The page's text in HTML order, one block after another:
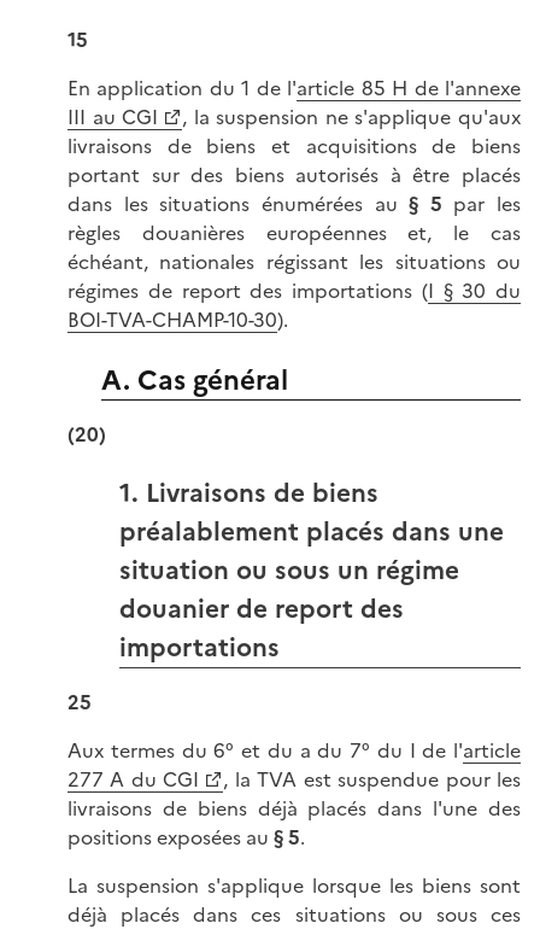
15
En application du 1 de l'article 85 H de l'annexe
III au CGI
, la suspension ne s'applique qu'aux
livraisons de biens et acquisitions de biens
portant sur des biens autorisés à être placés
dans les situations énumérées au§ 5 par les
règles douanières européennes et, le cas
échéant, nationales régissant les situations ou
régimes de report des importations (I § 30 du
BOI-TVA-CHAMP-10-30).
A. Cas général
(20)
1. Livraisons de biens
préalablement placés dans une
situation ou sous un régime
douanier de report des
importations
25
Aux termes du 6° et du a du 7° du I de l'article
277 A du CGI
, la TVA est suspendue pour les
livraisons de biens déjà placés dans l'une des
positions exposées au § 5.
La suspension s'applique lorsque les biens sont
déjà placés dans ces situations ou sous ces